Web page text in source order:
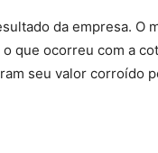
da empresa. O
que ocorreu com a
seu valor corroído